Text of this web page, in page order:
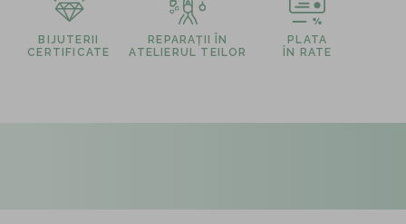
BIJUTERII
CERTIFICATE
REPARAȚII ÎN
ATELIERUL TEILOR
PLATA
ÎN RATE